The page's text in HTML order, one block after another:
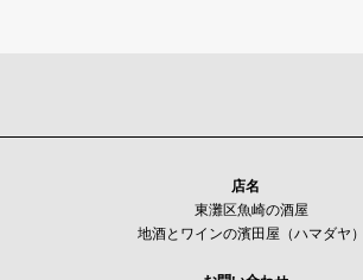
店名
東灘区魚崎の酒屋
地酒とワインの濱田屋（ハマダヤ）